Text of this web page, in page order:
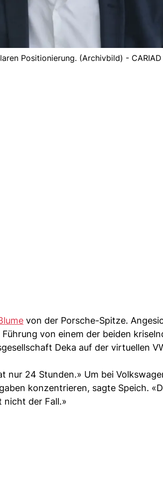
Positionierung. (Archivbild) - CARIAD
von der Porsche-Spitze.
von einem der beiden
Deka auf der virtuellen
nur 24 Stunden.» Um bei
konzentrieren, sagte Speich.
nicht der Fall.»